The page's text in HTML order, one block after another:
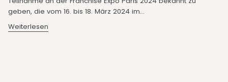
geben, die vom 16. bis 18. März 2024 im...
Weiterlesen